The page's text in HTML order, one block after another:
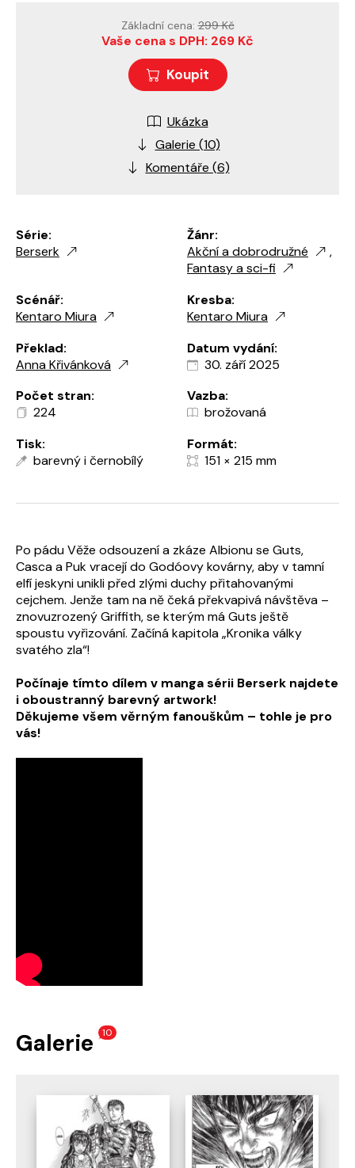
Série:
Berserk
Žánr:
Akční a dobrodružné
,
Fantasy a sci-fi
Scénář:
Kentaro Miura
Kresba:
Kentaro Miura
Překlad:
Anna Křivánková
Datum vydání:
30. září 2025
Počet stran:
224
Vazba:
brožovaná
Tisk:
barevný i černobílý
Formát:
151 × 215 mm
Základní cena:299 Kč
Vaše cena s DPH: 269 Kč
Koupit
Ukázka
Galerie (10)
Komentáře (6)
Po pádu Věže odsouzení a zkáze Albionu se Guts,
Casca a Puk vracejí do Godóovy kovárny, aby v tamní
elfí jeskyni unikli před zlými duchy přitahovanými
cejchem. Jenže tam na ně čeká překvapivá návštěva –
znovuzrozený Griffith, se kterým má Guts ještě
spoustu vyřizování. Začíná kapitola „Kronika války
svatého zla“!
Počínaje tímto dílem v manga sérii Berserk najdete
i oboustranný barevný artwork!
Děkujeme všem věrným fanouškům – tohle je pro
vás!
Galerie 10